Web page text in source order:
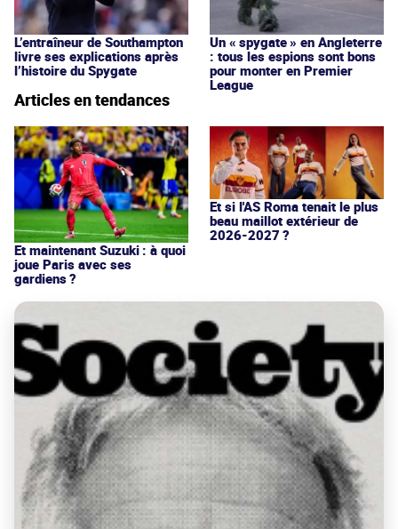
L’entraîneur de Southampton
livre ses explications après
l’histoire du Spygate
Un « spygate » en Angleterre
: tous les espions sont bons
pour monter en Premier
League
Articles en tendances
Et maintenant Suzuki : à quoi
joue Paris avec ses
gardiens ?
Et si l'AS Roma tenait le plus
beau maillot extérieur de
2026-2027 ?